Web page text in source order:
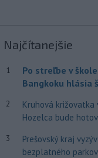
Najčítanejšie
1
Po streľbe v
Bangkoku hlásia
2
Kruhová križovatka
Hozelca bude
3
Prešovský kraj
bezplatného